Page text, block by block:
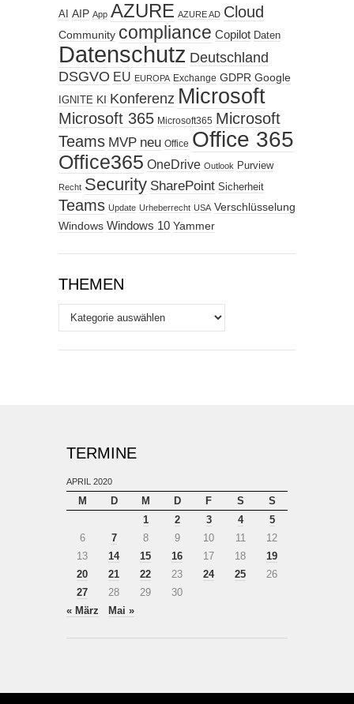
AI AIP App AZURE AZURE AD Cloud
Community compliance Copilot Daten
Datenschutz Deutschland
DSGVO EU EUROPA Exchange GDPR Google
IGNITE KI Konferenz Microsoft
Microsoft 365 Microsoft365 Microsoft
Teams MVP neu Office Office 365
Office365 OneDrive Outlook Purview
Recht Security SharePoint Sicherheit
Teams Update Urheberrecht USA Verschlüsselung
Windows Windows 10 Yammer
THEMEN
Themen
TERMINE
APRIL 2020
M D M D F S
S
1
2 3 4
5
6
7 8 9 10 11
12
13
14 15 16 17 18
19
20
21 22 23 24 25
26
27
28 29
30
« März
Mai »